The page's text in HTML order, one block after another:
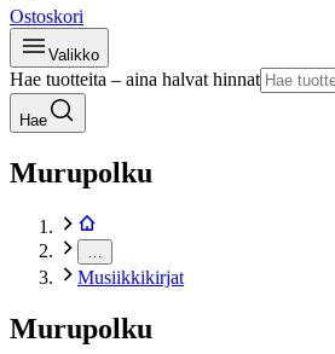
Ostoskori
Valikko
Hae tuotteita – aina halvat hinnat
Hae
Murupolku
Musiikkikirjat
Murupolku